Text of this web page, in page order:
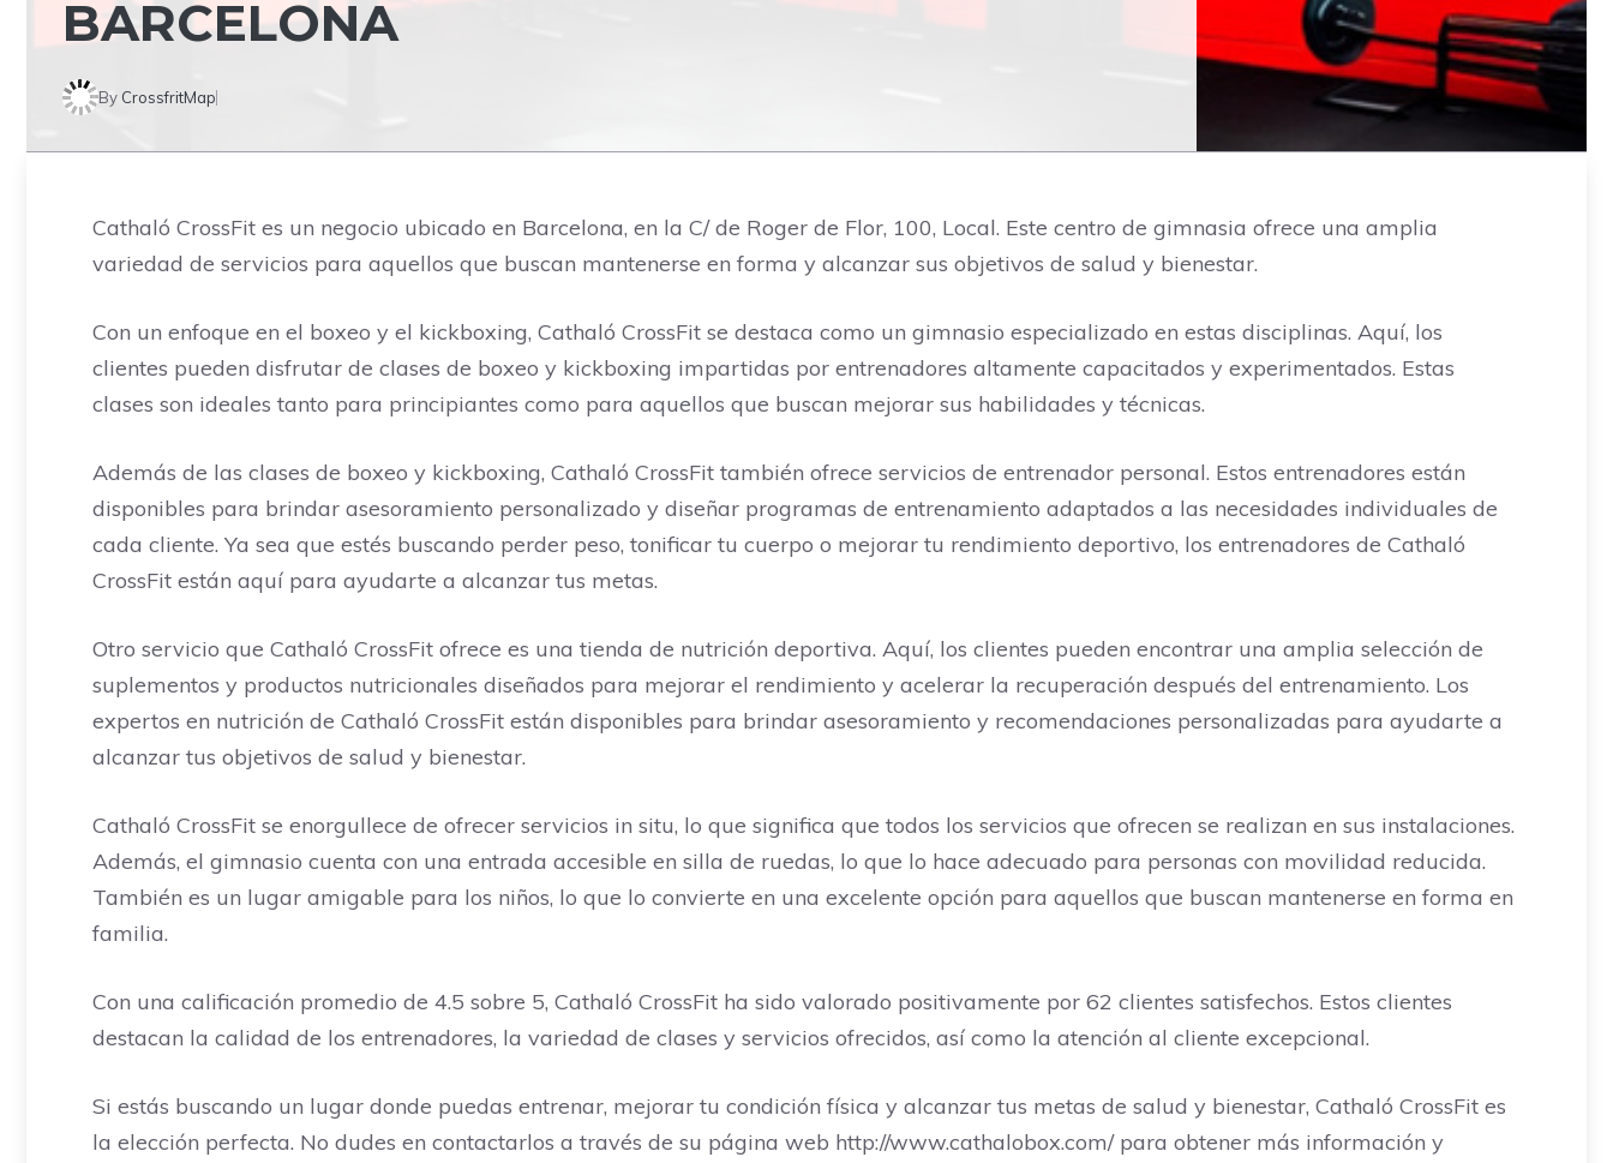
BARCELONA
By CrossfritMap
Cathaló CrossFit es un negocio ubicado en Barcelona, en la C/ de Roger de Flor, 100, Local. Este centro de gimnasia ofrece una amplia
variedad de servicios para aquellos que buscan mantenerse en forma y alcanzar sus objetivos de salud y bienestar.
Con un enfoque en el boxeo y el kickboxing, Cathaló CrossFit se destaca como un gimnasio especializado en estas disciplinas. Aquí, los
clientes pueden disfrutar de clases de boxeo y kickboxing impartidas por entrenadores altamente capacitados y experimentados. Estas
clases son ideales tanto para principiantes como para aquellos que buscan mejorar sus habilidades y técnicas.
Además de las clases de boxeo y kickboxing, Cathaló CrossFit también ofrece servicios de entrenador personal. Estos entrenadores están
disponibles para brindar asesoramiento personalizado y diseñar programas de entrenamiento adaptados a las necesidades individuales de
cada cliente. Ya sea que estés buscando perder peso, tonificar tu cuerpo o mejorar tu rendimiento deportivo, los entrenadores de Cathaló
CrossFit están aquí para ayudarte a alcanzar tus metas.
Otro servicio que Cathaló CrossFit ofrece es una tienda de nutrición deportiva. Aquí, los clientes pueden encontrar una amplia selección de
suplementos y productos nutricionales diseñados para mejorar el rendimiento y acelerar la recuperación después del entrenamiento. Los
expertos en nutrición de Cathaló CrossFit están disponibles para brindar asesoramiento y recomendaciones personalizadas para ayudarte a
alcanzar tus objetivos de salud y bienestar.
Cathaló CrossFit se enorgullece de ofrecer servicios in situ, lo que significa que todos los servicios que ofrecen se realizan en sus instalaciones.
Además, el gimnasio cuenta con una entrada accesible en silla de ruedas, lo que lo hace adecuado para personas con movilidad reducida.
También es un lugar amigable para los niños, lo que lo convierte en una excelente opción para aquellos que buscan mantenerse en forma en
familia.
Con una calificación promedio de 4.5 sobre 5, Cathaló CrossFit ha sido valorado positivamente por 62 clientes satisfechos. Estos clientes
destacan la calidad de los entrenadores, la variedad de clases y servicios ofrecidos, así como la atención al cliente excepcional.
Si estás buscando un lugar donde puedas entrenar, mejorar tu condición física y alcanzar tus metas de salud y bienestar, Cathaló CrossFit es
la elección perfecta. No dudes en contactarlos a través de su página web http://www.cathalobox.com/ para obtener más información y